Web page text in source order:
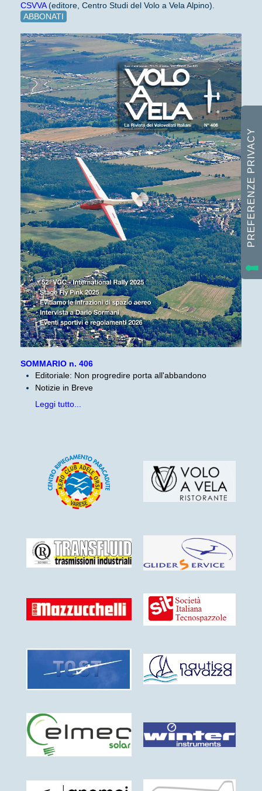
CSVVA(editore, Centro Studi del Volo a Vela Alpino).
ABBONATI
SOMMARIO n. 406
Editoriale: Non progredire porta all'abbandono
Notizie in Breve
Leggi tutto...